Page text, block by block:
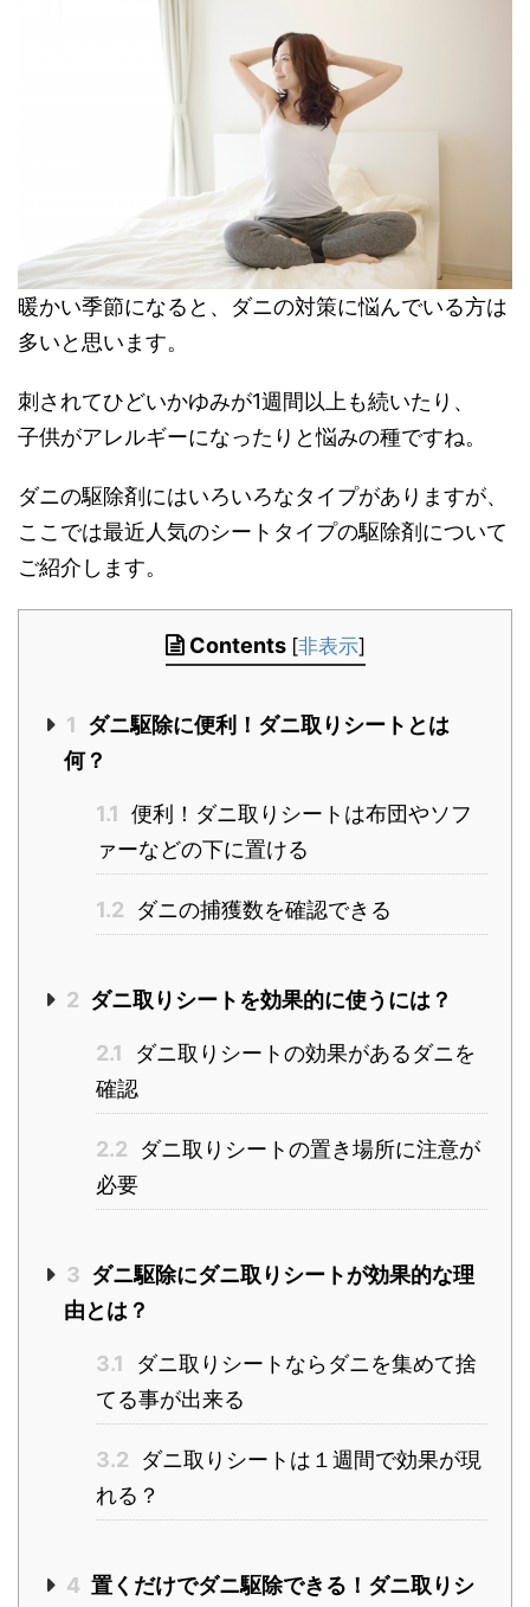
暖かい季節になると、ダニの対策に悩んでいる方は
多いと思います。
刺されてひどいかゆみが1週間以上も続いたり、
子供がアレルギーになったりと悩みの種ですね。
ダニの駆除剤にはいろいろなタイプがありますが、
ここでは最近人気のシートタイプの駆除剤について
ご紹介します。
Contents [非表示]
1 ダニ駆除に便利！ダニ取りシートとは
何？
1.1 便利！ダニ取りシートは布団やソフ
ァーなどの下に置ける
1.2 ダニの捕獲数を確認できる
2 ダニ取りシートを効果的に使うには？
2.1
ダニ取りシートの効果があるダニを
確認
2.2
ダニ取りシートの置き場所に注意が
必要
3 ダニ駆除にダニ取りシートが効果的な理
由とは？
3.1
ダニ取りシートならダニを集めて捨
てる事が出来る
3.2
ダニ取りシートは１週間で効果が現
れる？
4 置くだけでダニ駆除できる！ダニ取りシ